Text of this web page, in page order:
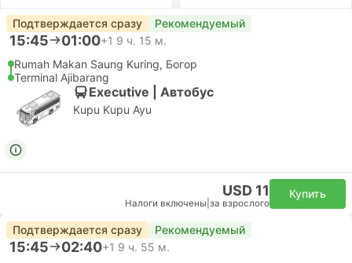
Подтверждается сразу Рекомендуемый
15:45 01:00+1 9 ч. 15 м.
Rumah Makan Saung Kuring, Богор
Terminal Ajibarang
Executive | Автобус
Kupu Kupu Ayu
USD 11
Налоги включены за взрослого
Купить
Подтверждается сразу Рекомендуемый
15:45 02:40+1 9 ч. 55 м.